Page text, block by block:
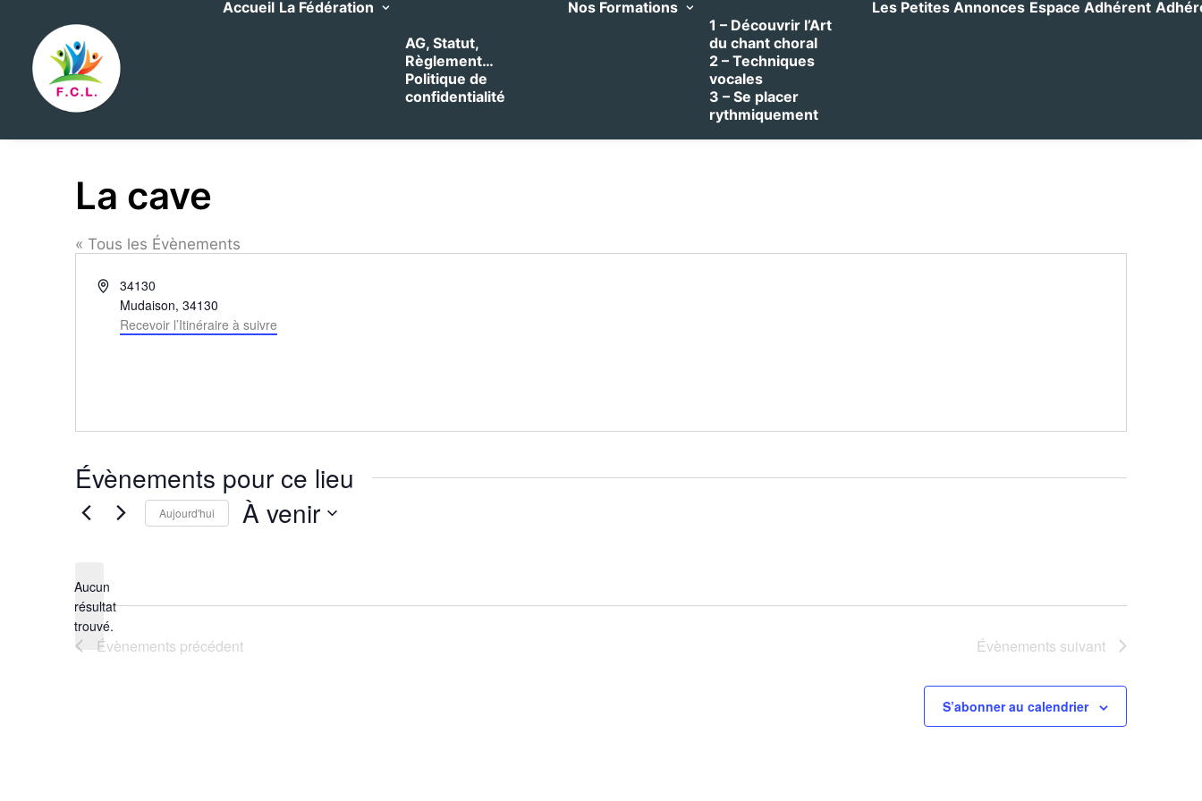
Accueil La Fédération
AG, Statut,
Règlement…
Politique de
confidentialité
Nos Formations
1 – Découvrir l’Art
du chant choral
2 – Techniques
vocales
3 – Se placer
rythmiquement
Les Petites Annonces Espace Adhérent
La cave
« Tous les Évènements
Adresse
34130
Mudaison, 34130
Recevoir l’Itinéraire à suivre
Évènements pour ce lieu
Notice
Aucun
résultat
trouvé.
Aujourd'hui À venir
Évènements précédent Évènements suivant
S’abonner au calendrier